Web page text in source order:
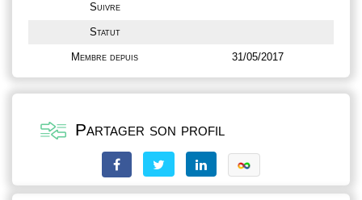
Suivre
Statut
Membre depuis 31/05/2017
Partager son profil